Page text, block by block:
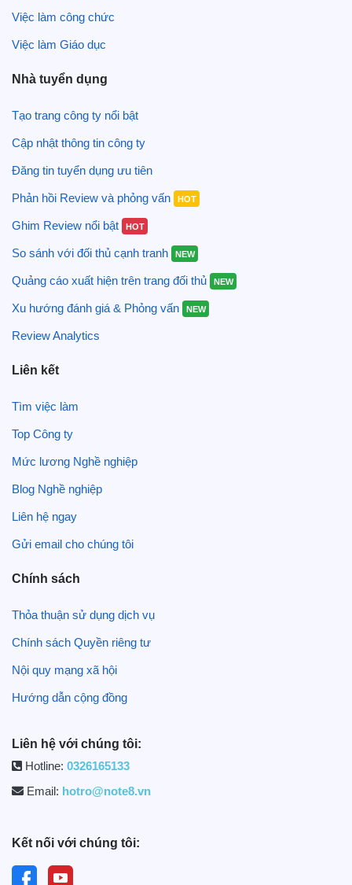
Việc làm công chức
Việc làm Giáo dục
Nhà tuyển dụng
Tạo trang công ty nổi bật
Cập nhật thông tin công ty
Đăng tin tuyển dụng ưu tiên
Phản hồi Review và phỏng vấn HOT
Ghim Review nổi bật HOT
So sánh với đối thủ cạnh tranh NEW
Quảng cáo xuất hiện trên trang đối thủ NEW
Xu hướng đánh giá & Phỏng vấn NEW
Review Analytics
Liên kết
Tìm việc làm
Top Công ty
Mức lương Nghề nghiệp
Blog Nghề nghiệp
Liên hệ ngay
Gửi email cho chúng tôi
Chính sách
Thỏa thuận sử dụng dịch vụ
Chính sách Quyền riêng tư
Nội quy mạng xã hội
Hướng dẫn cộng đồng
Liên hệ với chúng tôi:
Hotline: 0326165133
Email: hotro@note8.vn
Kết nối với chúng tôi: